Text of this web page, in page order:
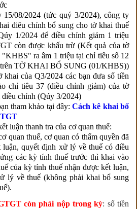
15/08/2024 (tức quý 3/2024), công ty
điêu chỉnh bổ sung cho tờ khai thuế
1/2024 để điều chỉnh giảm 1 triệu
còn được khấu trừ (Kết quả của tờ
"KHBS" ra âm 1 triệu tạichỉ tiêu số 12
TỜ KHAI BỔ SUNG (01/KHBS))
khai của Q3/2024 các bạn đưa số tiền
chỉ tiêu 37 (điều chỉnh giảm) của tờ
chỉnh (Qúy 3/2024)
tham khảo tại đây:Cách kê khai bổ
luận thanh tra của cơ quan thuế:
quan thuế, cơ quan có thẩm quyền đã
luận, quyết định xử lý về thuế có điều
các kỳ tính thuế trước thì khai vào
của kỳ tính thuế nhận được kết luận,
lý về thuế (không phải khai bổ sung
còn phải nộp trong kỳ: số tiền